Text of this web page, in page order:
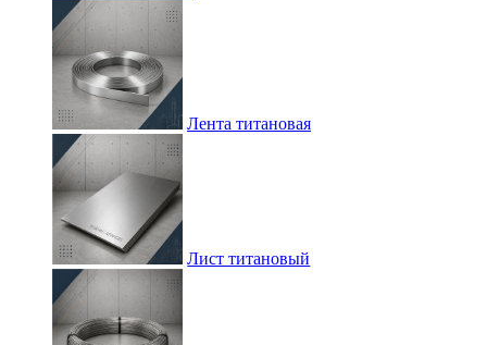
Лента титановая
Лист титановый